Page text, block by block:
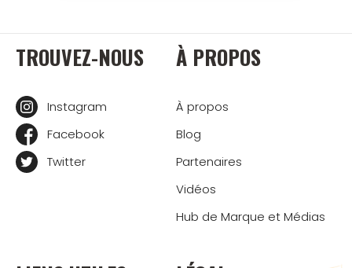
TROUVEZ-NOUS
Instagram
Facebook
Twitter
À PROPOS
À propos
Blog
Partenaires
Vidéos
Hub de Marque et Médias